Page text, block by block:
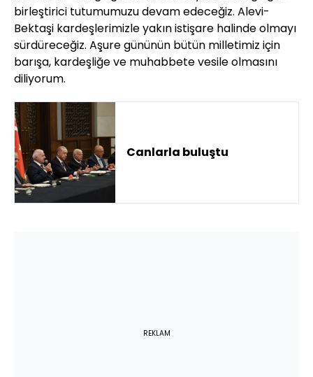
birleştirici tutumumuzu devam edeceğiz. Alevi-
Bektaşi kardeşlerimizle yakın istişare halinde olmayı
sürdüreceğiz. Aşure gününün bütün milletimiz için
barışa, kardeşliğe ve muhabbete vesile olmasını
diliyorum.
Canlarla buluştu
REKLAM